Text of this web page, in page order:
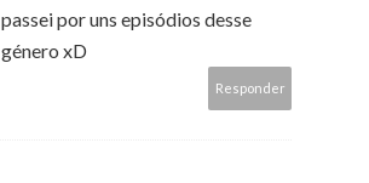
passei por uns episódios desse
género xD
Responder